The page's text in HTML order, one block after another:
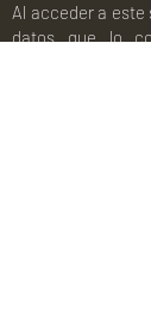
Al acceder a
datos que lo